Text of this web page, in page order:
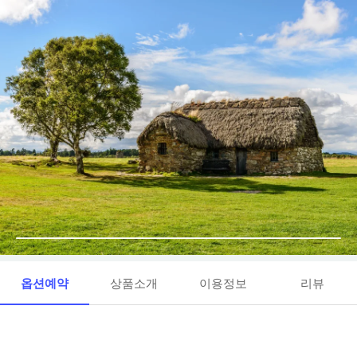
옵션예약 상품소개 이용정보 리뷰